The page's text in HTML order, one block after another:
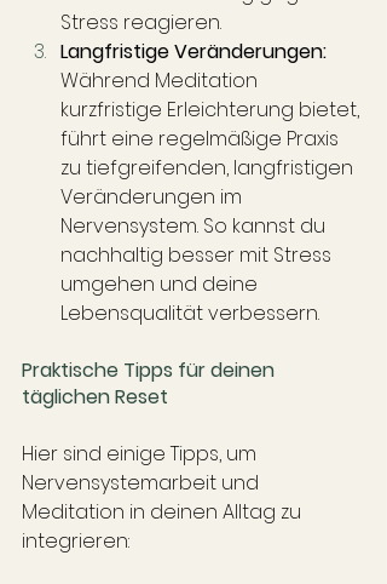
Stress reagieren.
Langfristige Veränderungen:
Während Meditation
kurzfristige Erleichterung bietet,
führt eine regelmäßige Praxis
zu tiefgreifenden, langfristigen
Veränderungen im
Nervensystem. So kannst du
nachhaltig besser mit Stress
umgehen und deine
Lebensqualität verbessern.
Praktische Tipps für deinen
täglichen Reset
Hier sind einige Tipps, um
Nervensystemarbeit und
Meditation in deinen Alltag zu
integrieren: